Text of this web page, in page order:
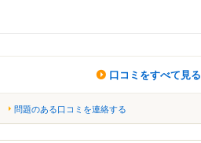
口コミをすべて見る
問題のある口コミを連絡する